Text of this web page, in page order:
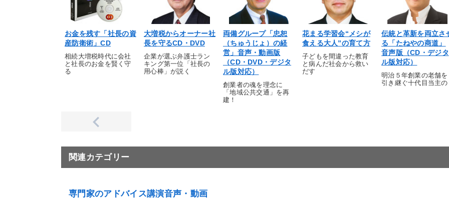
お金を残す「社長の資
産防衛術」CD
相続大増税時代に会社
と社長のお金を賢く守
る
大増税からオーナー社
長を守るCD・DVD
企業が選ぶ弁護士ラン
キング第一位「社長の
用心棒」が説く
両備グループ「忠恕
（ちゅうじょ）の経
営」音声・動画版
（CD・DVD・デジタ
ル版対応）
創業者の魂を理念に
「地域公共交通」を再
建！
花まる学習会“メシが
食える大人”の育て方
子どもを間違った教育
と病んだ社会から救い
だす
伝統と革新を両立さ
る「たねやの商道」
音声版（CD・デジタ
ル版対応）
明治５年創業の老舗を
引き継ぐ十代目当主の
関連カテゴリー
専門家のアドバイス講演音声・動画